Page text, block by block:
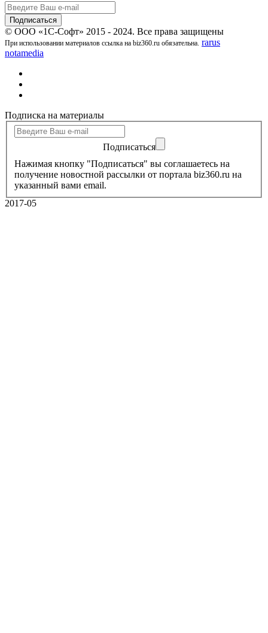
© ООО «1С-Софт» 2015 - 2024. Все права защищены
При использовании материалов ссылка на biz360.ru обязательна. rarus
notamedia
Подписка на материалы
Подписаться
Нажимая кнопку "Подписаться" вы соглашаетесь на
получение новостной рассылки от портала biz360.ru на
указанный вами email.
2017-05